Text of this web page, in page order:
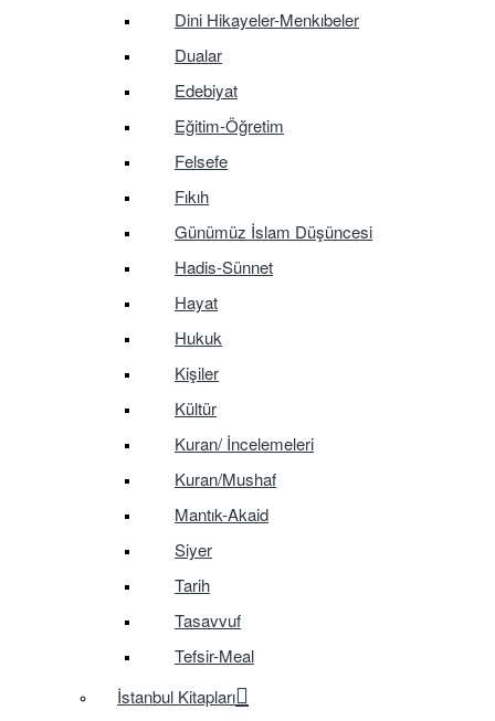
Dini Hikayeler-Menkıbeler
Dualar
Edebiyat
Eğitim-Öğretim
Felsefe
Fıkıh
Günümüz İslam Düşüncesi
Hadis-Sünnet
Hayat
Hukuk
Kişiler
Kültür
Kuran/ İncelemeleri
Kuran/Mushaf
Mantık-Akaid
Siyer
Tarih
Tasavvuf
Tefsir-Meal
İstanbul Kitapları